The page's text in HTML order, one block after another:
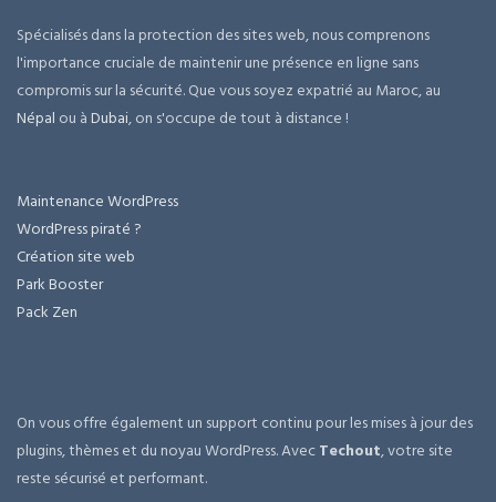
Spécialisés dans la protection des sites web, nous comprenons
l'importance cruciale de maintenir une présence en ligne sans
compromis sur la sécurité. Que vous soyez expatrié au Maroc, au
Népal ou àDubai, on s'occupe de tout à distance !
Maintenance WordPress
WordPress piraté ?
Création site web
Park Booster
Pack Zen
On vous offre également un support continu pour les mises à jour des
plugins, thèmes et du noyau WordPress. AvecTechout, votre site
reste sécurisé et performant.